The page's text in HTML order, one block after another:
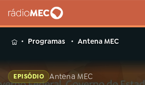
MENUProgramas Antena MEC
EPISÓDIO Antena MEC